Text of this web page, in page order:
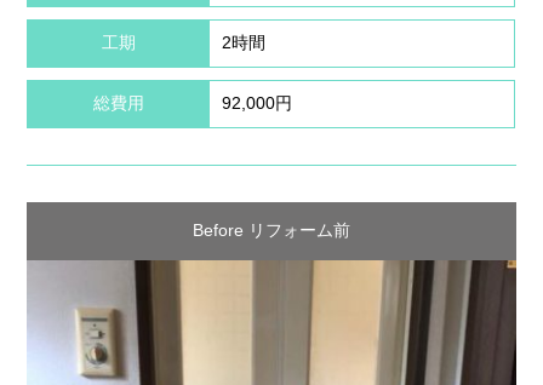
工期 2時間
総費用 92,000円
Before リフォーム前